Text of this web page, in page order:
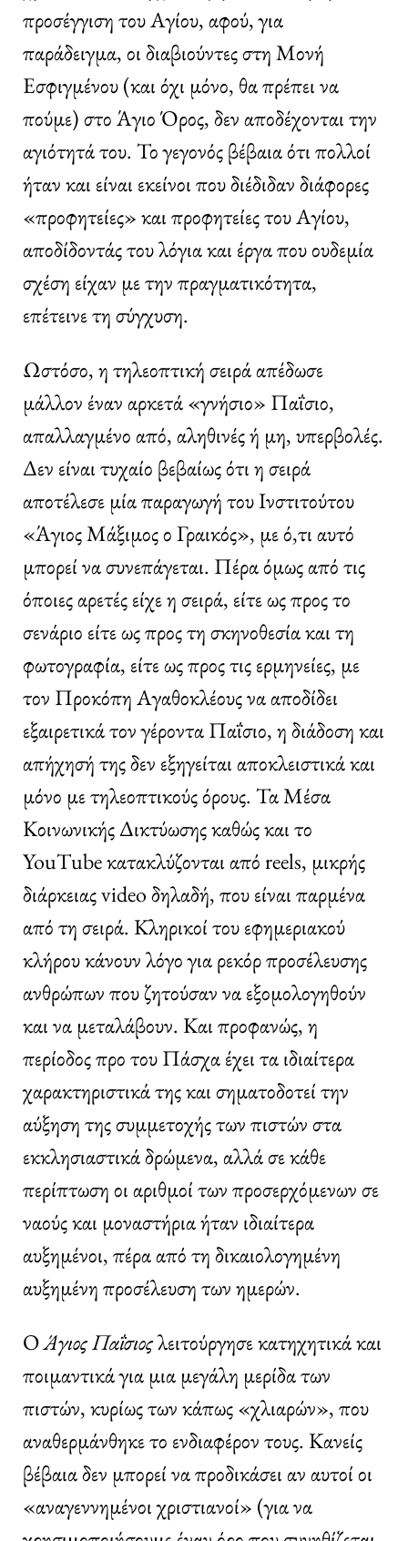
προσέγγιση του Αγίου, αφού, για
παράδειγμα, οι διαβιούντες στη Μονή
Εσφιγμένου (και όχι μόνο, θα πρέπει να
πούμε) στο Άγιο Όρος, δεν αποδέχονται την
αγιότητά του. Το γεγονός βέβαια ότι πολλοί
ήταν και είναι εκείνοι που διέδιδαν διάφορες
«προφητείες» και προφητείες του Αγίου,
αποδίδοντάς του λόγια και έργα που ουδεμία
σχέση είχαν με την πραγματικότητα,
επέτεινε τη σύγχυση.
Ωστόσο, η τηλεοπτική σειρά απέδωσε
μάλλον έναν αρκετά «γνήσιο» Παΐσιο,
απαλλαγμένο από, αληθινές ή μη, υπερβολές.
Δεν είναι τυχαίο βεβαίως ότι η σειρά
αποτέλεσε μία παραγωγή του Ινστιτούτου
«Άγιος Μάξιμος ο Γραικός», με ό,τι αυτό
μπορεί να συνεπάγεται. Πέρα όμως από τις
όποιες αρετές είχε η σειρά, είτε ως προς το
σενάριο είτε ως προς τη σκηνοθεσία και τη
φωτογραφία, είτε ως προς τις ερμηνείες, με
τον Προκόπη Αγαθοκλέους να αποδίδει
εξαιρετικά τον γέροντα Παΐσιο, η διάδοση και
απήχησή της δεν εξηγείται αποκλειστικά και
μόνο με τηλεοπτικούς όρους. Τα Μέσα
Κοινωνικής Δικτύωσης καθώς και το
YouTube κατακλύζονται από reels, μικρής
διάρκειας video δηλαδή, που είναι παρμένα
από τη σειρά. Κληρικοί του εφημεριακού
κλήρου κάνουν λόγο για ρεκόρ προσέλευσης
ανθρώπων που ζητούσαν να εξομολογηθούν
και να μεταλάβουν. Και προφανώς, η
περίοδος προ του Πάσχα έχει τα ιδιαίτερα
χαρακτηριστικά της και σηματοδοτεί την
αύξηση της συμμετοχής των πιστών στα
εκκλησιαστικά δρώμενα, αλλά σε κάθε
περίπτωση οι αριθμοί των προσερχόμενων σε
ναούς και μοναστήρια ήταν ιδιαίτερα
αυξημένοι, πέρα από τη δικαιολογημένη
αυξημένη προσέλευση των ημερών.
ΟΆγιος Παΐσιοςλειτούργησε κατηχητικά και
ποιμαντικά για μια μεγάλη μερίδα των
πιστών, κυρίως των κάπως «χλιαρών», που
αναθερμάνθηκε το ενδιαφέρον τους. Κανείς
βέβαια δεν μπορεί να προδικάσει αν αυτοί οι
«αναγεννημένοι χριστιανοί» (για να